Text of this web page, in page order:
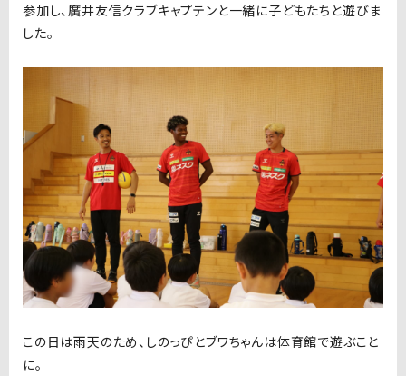
参加し、廣井友信クラブキャプテンと一緒に子どもたちと遊びま
した。
この日は雨天のため、しのっぴとブワちゃんは体育館で遊ぶこと
に。